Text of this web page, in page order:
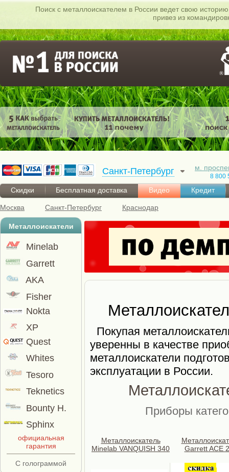
Поиск c металлоискателем в России ведет свою
привез из
Санкт-Петербург м.
8 800
Скидки Бесплатная доставка Видео Кредит
Москва Санкт-Петербург Краснодар
Металлоискатели
Minelab
Garrett
AKA
Fisher
Nokta
XP
Quest
Whites
Tesoro
Teknetics
Bounty H.
Sphinx
официальная
гарантия
С голограммой
Покупая
уверенны в качестве
металлоискатели
эксплуатации в России.
Приборы
Металлоискатель
Minelab VANQUISH 340
Garrett ACE